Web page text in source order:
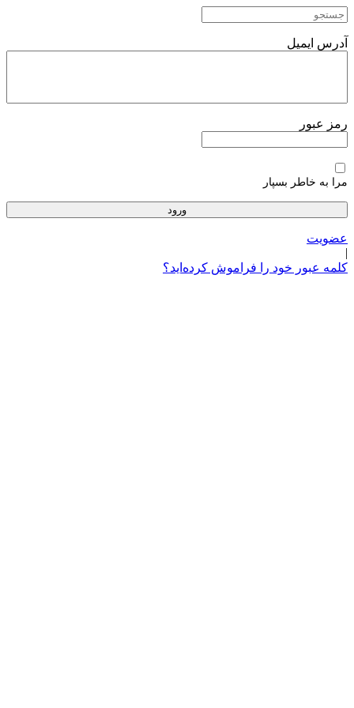
پرش
محتوا
آدرس ایمیل
رمز عبور
مرا به خاطر بسپار
عضویت
|
کلمه عبور خود را فراموش کرده‌اید؟